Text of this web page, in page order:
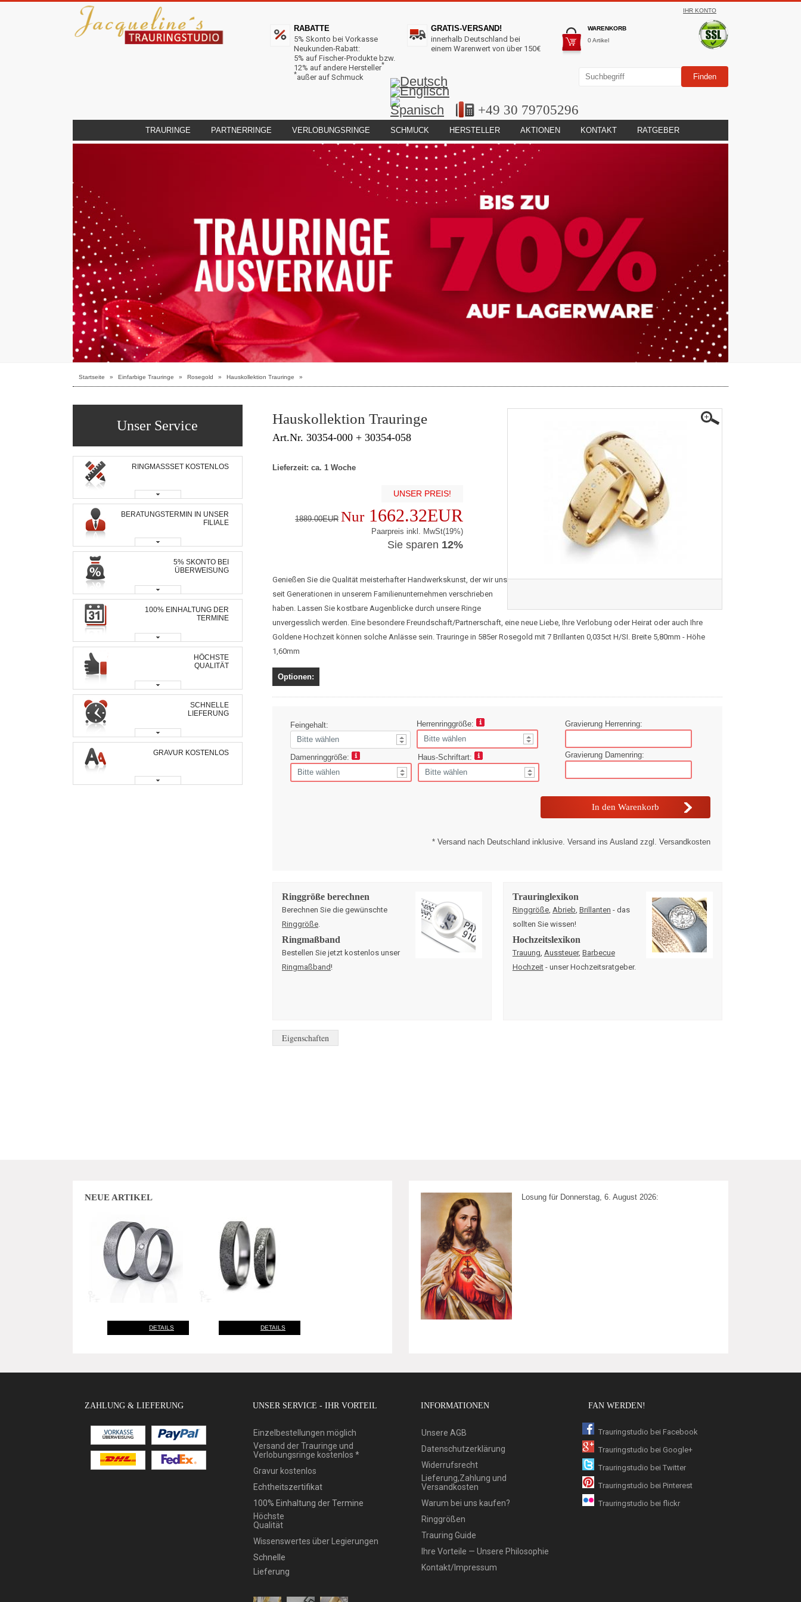
IHR KONTO
WARENKORB
0 Artikel
RABATTE
5% Skonto bei Vorkasse
Neukunden-Rabatt:
5% auf Fischer-Produkte bzw.
12% auf andere Hersteller*
*außer auf Schmuck
GRATIS-VERSAND!
innerhalb Deutschland bei
einem Warenwert von über 150€
+49 30 79705296
TRAURINGE PARTNERRINGE VERLOBUNGSRINGE SCHMUCK HERSTELLER AKTIONEN KONTAKT RATGEBER
Startseite » Einfarbige Trauringe » Rosegold » Hauskollektion Trauringe »
Hauskollektion Trauringe
Art.Nr. 30354-000 + 30354-058
Lieferzeit: ca. 1 Woche
UNSER PREIS!
1889.00EUR Nur1662.32EUR
Paarpreis inkl. MwSt(19%)
Sie sparen 12%
Genießen Sie die Qualität meisterhafter Handwerkskunst, der wir uns
seit Generationen in unserem Familienunternehmen verschrieben
haben. Lassen Sie kostbare Augenblicke durch unsere Ringe
unvergesslich werden. Eine besondere Freundschaft/Partnerschaft, eine neue Liebe, Ihre Verlobung oder Heirat oder auch Ihre
Goldene Hochzeit können solche Anlässe sein. Trauringe in 585er Rosegold mit 7 Brillanten 0,035ct H/SI. Breite 5,80mm - Höhe
1,60mm
Optionen:
Feingehalt: Herrenringgröße:
Damenringgröße: Haus-Schriftart:
Gravierung Herrenring:
Gravierung Damenring:
* Versand nach Deutschland inklusive. Versand ins Ausland zzgl. Versandkosten
Ringgröße berechnen
Berechnen Sie die gewünschte
Ringgröße
Ringmaßband
Bestellen Sie jetzt kostenlos unser
Ringmaßband!
Trauringlexikon
Ringgröße, Abrieb Brillanten - das
sollten Sie wissen!
Hochzeitslexikon
Trauung Aussteuer, Barbecue
Hochzeit- unser Hochzeitsratgeber.
Eigenschaften
Unser Service
RINGMASSSET KOSTENLOS
BERATUNGSTERMIN IN UNSER
FILIALE
5% SKONTO BEI
ÜBERWEISUNG
100% EINHALTUNG DER
TERMINE
HÖCHSTE
QUALITÄT
SCHNELLE
LIEFERUNG
GRAVUR KOSTENLOS
NEUE ARTIKEL
DETAILS DETAILS
Losung für Donnerstag, 6. August 2026:
ZAHLUNG & LIEFERUNG UNSER SERVICE - IHR VORTEIL
Einzelbestellungen möglich
Versand der Trauringe und
Verlobungsringe kostenlos *
Gravur kostenlos
Echtheitszertifikat
100% Einhaltung der Termine
Höchste
Qualität
Wissenswertes über Legierungen
Schnelle
Lieferung
INFORMATIONEN
Unsere AGB
Datenschutzerklärung
Widerrufsrecht
Lieferung,Zahlung und
Versandkosten
Warum bei uns kaufen?
Ringgrößen
Trauring Guide
Ihre Vorteile — Unsere Philosophie
Kontakt/Impressum
FAN WERDEN!
Trauringstudio bei Facebook
Trauringstudio bei Google+
Trauringstudio bei Twitter
Trauringstudio bei Pinterest
Trauringstudio bei flickr